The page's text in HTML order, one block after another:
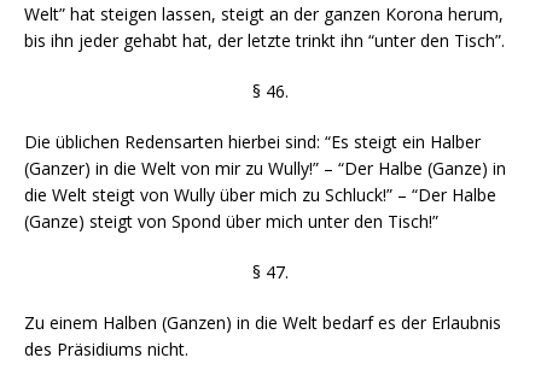
Welt” hat steigen lassen, steigt an der ganzen Korona herum,
bis ihn jeder gehabt hat, der letzte trinkt ihn “unter den Tisch”.
§ 46.
Die üblichen Redensarten hierbei sind: “Es steigt ein Halber
(Ganzer) in die Welt von mir zu Wully!” – “Der Halbe (Ganze) in
die Welt steigt von Wully über mich zu Schluck!” – “Der Halbe
(Ganze) steigt von Spond über mich unter den Tisch!”
§ 47.
Zu einem Halben (Ganzen) in die Welt bedarf es der Erlaubnis
des Präsidiums nicht.